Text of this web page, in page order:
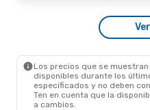
Los precios que se
disponibles durante los
especificados y no deben
Ten en cuenta que la
a cambios.